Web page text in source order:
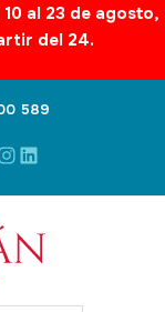
al 23 de agosto,
del 24.
589
LinkedIn